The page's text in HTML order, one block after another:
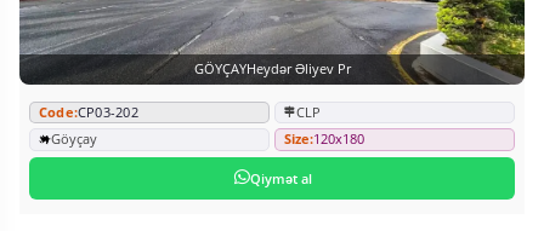
GÖYÇAYHeydər Əliyev Pr
Code:CP03-202
CLP
Göyçay
Size:120x180
Qiymət al